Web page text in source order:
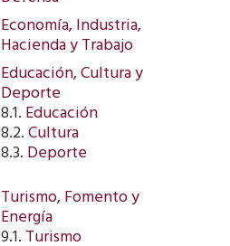
Economía, Industria,
Hacienda y Trabajo
Educación, Cultura y
Deporte
8.1.Educación
8.2.Cultura
8.3.Deporte
Turismo, Fomento y
Energía
9.1.Turismo